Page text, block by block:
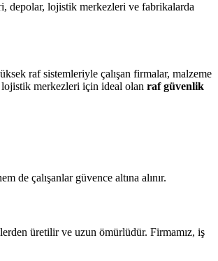
depolar, lojistik merkezleri ve fabrikalarda
raf sistemleriyle çalışan firmalar, malzeme
merkezleri için ideal olan raf güvenlik
çalışanlar güvence altına alınır.
üretilir ve uzun ömürlüdür. Firmamız, iş